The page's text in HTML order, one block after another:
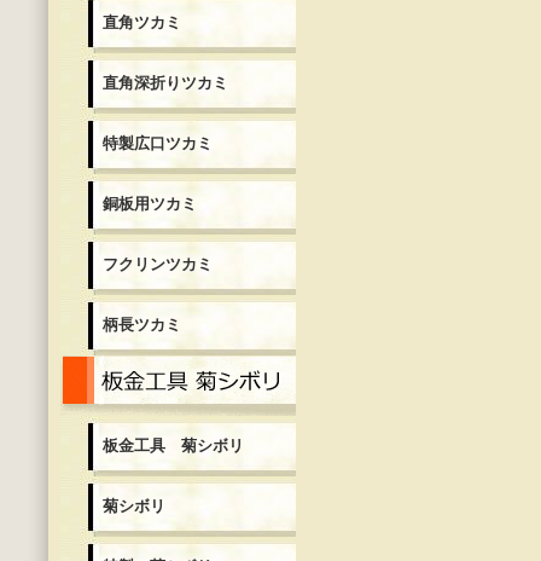
直角ツカミ
直角深折りツカミ
特製広口ツカミ
銅板用ツカミ
フクリンツカミ
柄長ツカミ
板金工具 菊シボリ
菊シボリ